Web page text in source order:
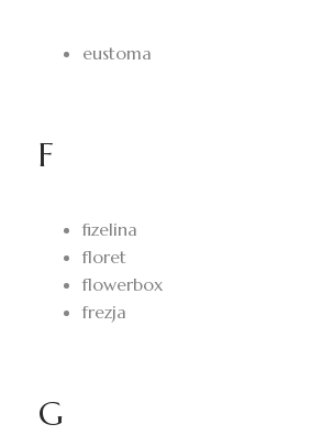
eustoma
F
fizelina
floret
flowerbox
frezja
G